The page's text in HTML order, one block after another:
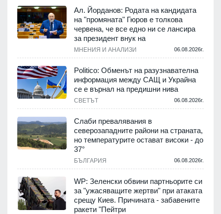
Ал. Йорданов: Родата на кандидата
на "промяната" Гюров е толкова
червена, че все едно ни се лансира
за президент внук на
МНЕНИЯ И АНАЛИЗИ 06.08.2026г.
Politico: Обменът на разузнавателна
информация между САЩ и Украйна
се е върнал на предишни нива
СВЕТЪТ 06.08.2026г.
Слаби превалявания в
северозападните райони на страната,
но температурите остават високи - до
37°
БЪЛГАРИЯ 06.08.2026г.
WP: Зеленски обвини партньорите си
за "ужасяващите жертви" при атаката
срещу Киев. Причината - забавените
ракети "Пейтри